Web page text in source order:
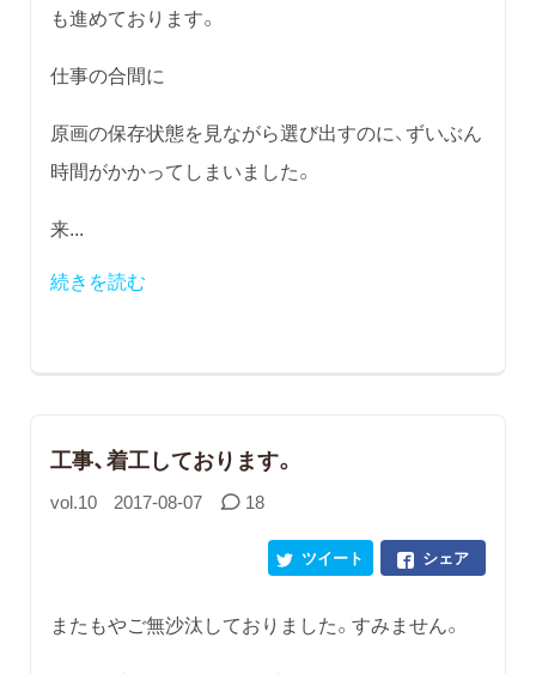
も進めております。
仕事の合間に
原画の保存状態を見ながら選び出すのに、ずいぶん
時間がかかってしまいました。
来...
続きを読む
工事、着工しております。
vol.10 2017-08-07 18
シェア
ツイート
またもやご無沙汰しておりました。すみません。